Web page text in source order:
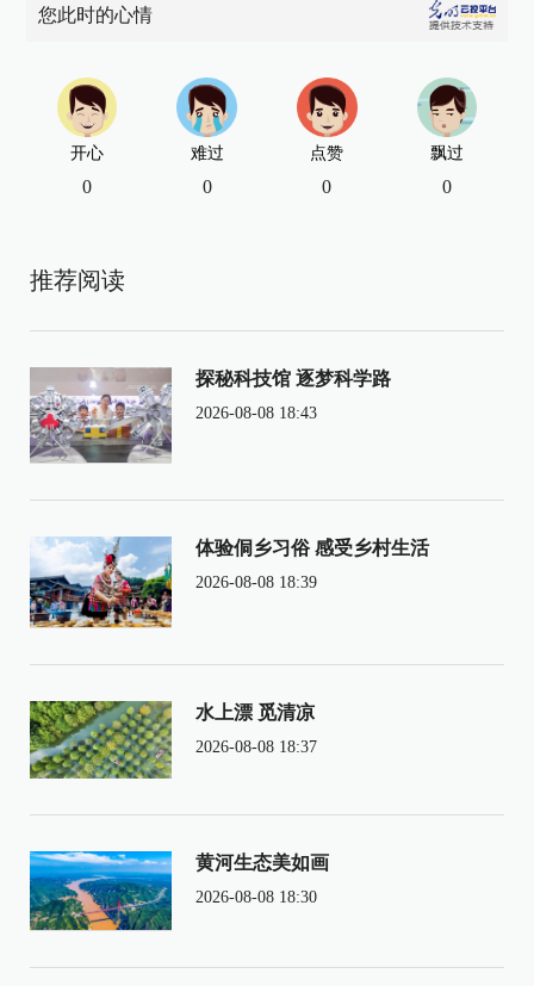
您此时的心情
开心
0
难过
0
点赞
0
飘过
0
推荐阅读
探秘科技馆 逐梦科学路
2026-08-08 18:43
体验侗乡习俗 感受乡村生活
2026-08-08 18:39
水上漂 觅清凉
2026-08-08 18:37
黄河生态美如画
2026-08-08 18:30